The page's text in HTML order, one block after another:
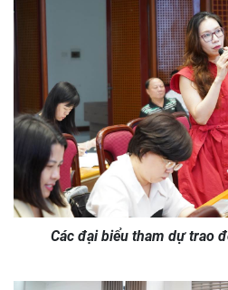
Các đại biểu tham dự trao